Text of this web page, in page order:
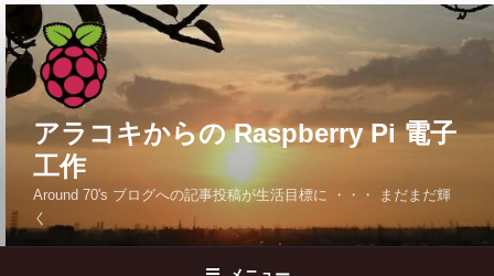
コ
ン
テ
ン
へ
ッ
プ
アラコキからの Raspberry Pi 電子
工作
Around 70's ブログへの記事投稿が生活目標に ・・・ まだまだ輝
く